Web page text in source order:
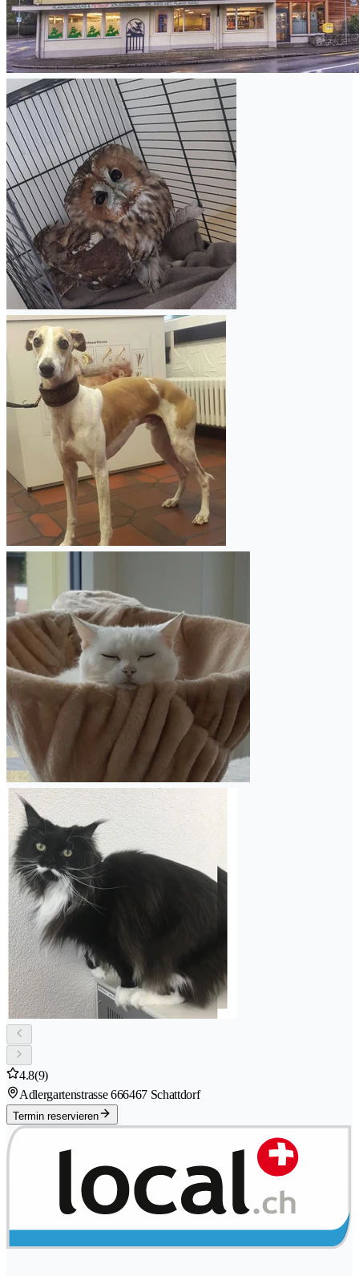
4.8(9)
Adlergartenstrasse 666467 Schattdorf
Termin reservieren